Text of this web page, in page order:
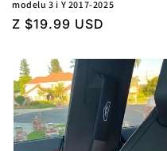
modelu 3 i Y 2017-2025
Regularna
Z $19.99 USD